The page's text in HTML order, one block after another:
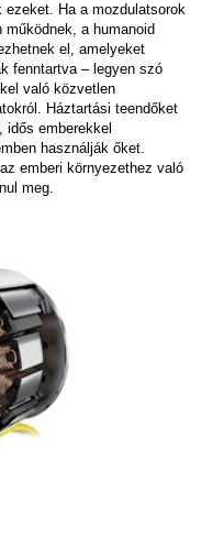
Ha a mozdulatsorok
a humanoid
el, amelyeket
fenntartva – legyen szó
való közvetlen
Háztartási teendőket
idős emberekkel
használják őket.
emberi környezethez való
meg.